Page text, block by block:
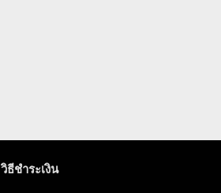
วิธีชำระเงิน